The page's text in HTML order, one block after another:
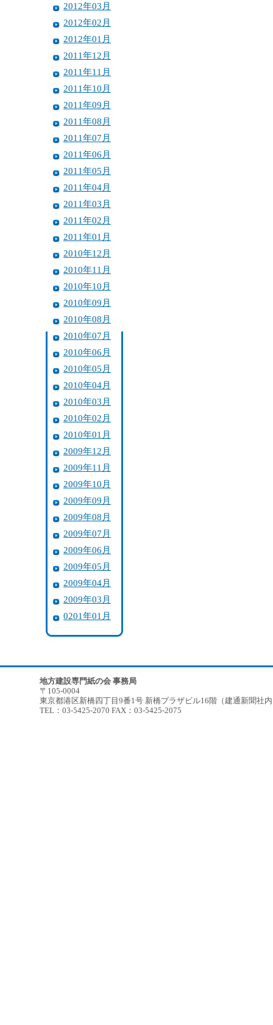
2012年03月
2012年02月
2012年01月
2011年12月
2011年11月
2011年10月
2011年09月
2011年08月
2011年07月
2011年06月
2011年05月
2011年04月
2011年03月
2011年02月
2011年01月
2010年12月
2010年11月
2010年10月
2010年09月
2010年08月
2010年07月
2010年06月
2010年05月
2010年04月
2010年03月
2010年02月
2010年01月
2009年12月
2009年11月
2009年10月
2009年09月
2009年08月
2009年07月
2009年06月
2009年05月
2009年04月
2009年03月
0201年01月
地方建設専門紙の会 事務局
〒105-0004
東京都港区新橋四丁目9番1号 新橋プラザビル16階（建通新聞社
TEL：03-5425-2070 FAX：03-5425-2075